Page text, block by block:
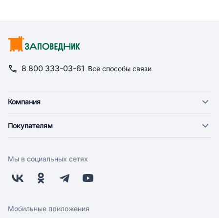
8 800 333-03-61 Все способы связи
Компания
Новости
Поставщикам
Заводчикам
Обратная связь
Покупателям
Оплата
Бонусная программа
Скидки и акции
Мы в социальных сетях
Мобильные приложения